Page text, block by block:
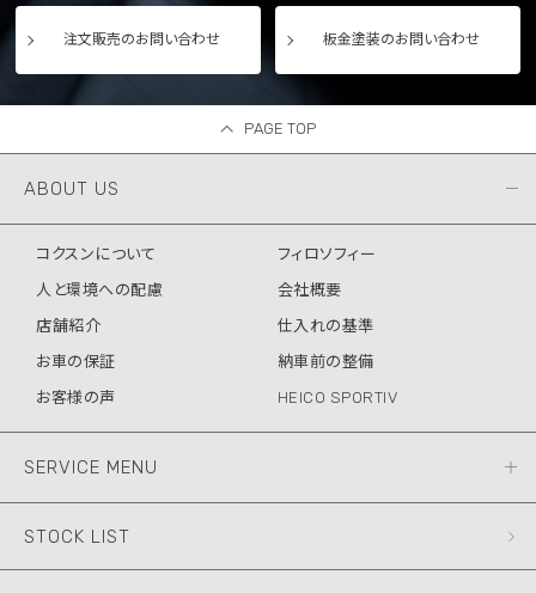
注文販売のお問い合わせ 板金塗装のお問い合わせ
PAGE TOP
ABOUT US
コクスンについて
フィロソフィー
人と環境への配慮
会社概要
店舗紹介
仕入れの基準
お車の保証
納車前の整備
お客様の声
HEICO SPORTIV
SERVICE MENU
STOCK LIST